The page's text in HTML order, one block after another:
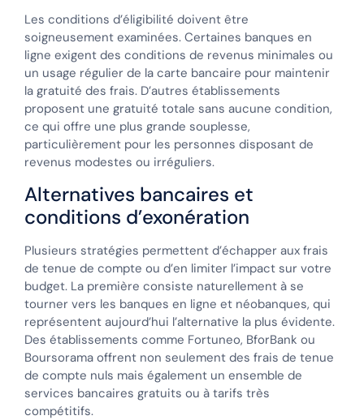
Les conditions d’éligibilité doivent être
soigneusement examinées. Certaines banques en
ligne exigent des conditions de revenus minimales ou
un usage régulier de la carte bancaire pour maintenir
la gratuité des frais. D’autres établissements
proposent une gratuité totale sans aucune condition,
ce qui offre une plus grande souplesse,
particulièrement pour les personnes disposant de
revenus modestes ou irréguliers.
Alternatives bancaires et
conditions d’exonération
Plusieurs stratégies permettent d’échapper aux frais
de tenue de compte ou d’en limiter l’impact sur votre
budget. La première consiste naturellement à se
tourner vers les banques en ligne et néobanques, qui
représentent aujourd’hui l’alternative la plus évidente.
Des établissements comme Fortuneo, BforBank ou
Boursorama offrent non seulement des frais de tenue
de compte nuls mais également un ensemble de
services bancaires gratuits ou à tarifs très
compétitifs.